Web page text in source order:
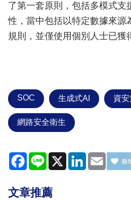
了第一套原則，包括多模式支
性，當中包括以特定數據來源
規則，並僅使用個別人士已獲
SOC 生成式AI 資
網路安全衛生
Facebook
Line X LinkedIn
Email
文章推薦